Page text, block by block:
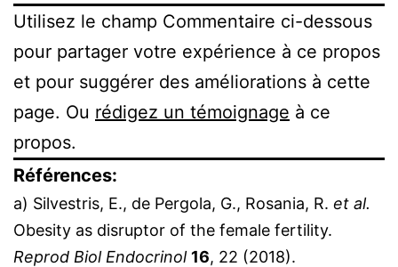
Utilisez le champ Commentaire ci-dessous
pour partager votre expérience à ce propos
et pour suggérer des améliorations à cette
page. Ou rédigez un témoignage à ce
propos.
Références:
a) Silvestris, E., de Pergola, G., Rosania, R. et al.
Obesity as disruptor of the female fertility.
Reprod Biol Endocrinol 16, 22 (2018).